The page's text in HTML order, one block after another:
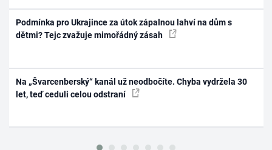
Podmínka pro Ukrajince za útok zápalnou lahví na dům s
dětmi? Tejc zvažuje mimořádný zásah
Na „Švarcenberský“ kanál už neodbočíte. Chyba vydržela 30
let, teď ceduli celou odstraní